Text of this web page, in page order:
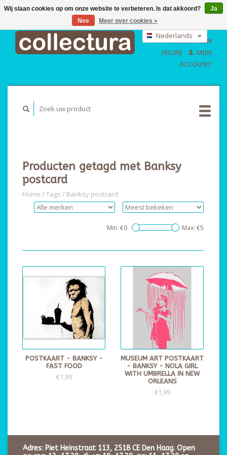
EUR
GBP
USD
Nederlands
English
WINKELWAGEN
(€0,00)
MIJN
ACCOUNT
Producten getagd met Banksy
postcard
Home /Tags / Banksy postcard
Min: €0 Max: €5
POSTKAART - BANKSY -
FAST FOOD
€1,99
MUSEUM ART POSTKAART
- BANKSY - NOLA GIRL
WITH UMBRELLA IN NEW
ORLEANS
€1,99
Adres: Piet Heinstraat 113, 2518 CE Den Haag. Open
Wij slaan cookies op om onze website te verbeteren. Is dat akkoord?
Ja
Nee
Meer over cookies »